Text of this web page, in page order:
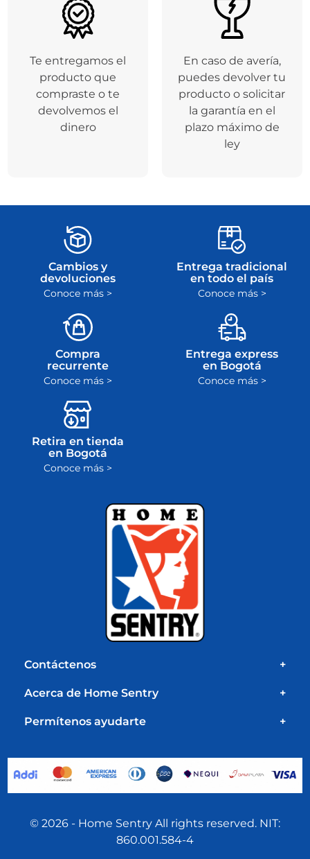
Te entregamos el
producto que
compraste o te
devolvemos el
dinero
En caso de avería,
puedes devolver tu
producto o solicitar
la garantía en el
plazo máximo de
ley
Cambios y
devoluciones
Conoce más >
Entrega tradicional
en todo el país
Conoce más >
Compra
recurrente
Conoce más >
Entrega express
en Bogotá
Conoce más >
Retira en tienda
en Bogotá
Conoce más >
Contáctenos +
Acerca de Home Sentry +
Permítenos ayudarte +
© 2026 - Home Sentry All rights reserved. NIT:
860.001.584-4